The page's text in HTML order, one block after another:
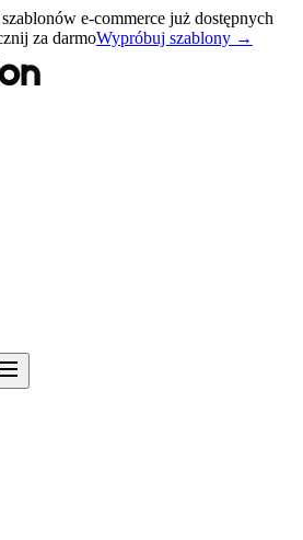
e-commerce już dostępnych
za darmoWypróbuj szablony →